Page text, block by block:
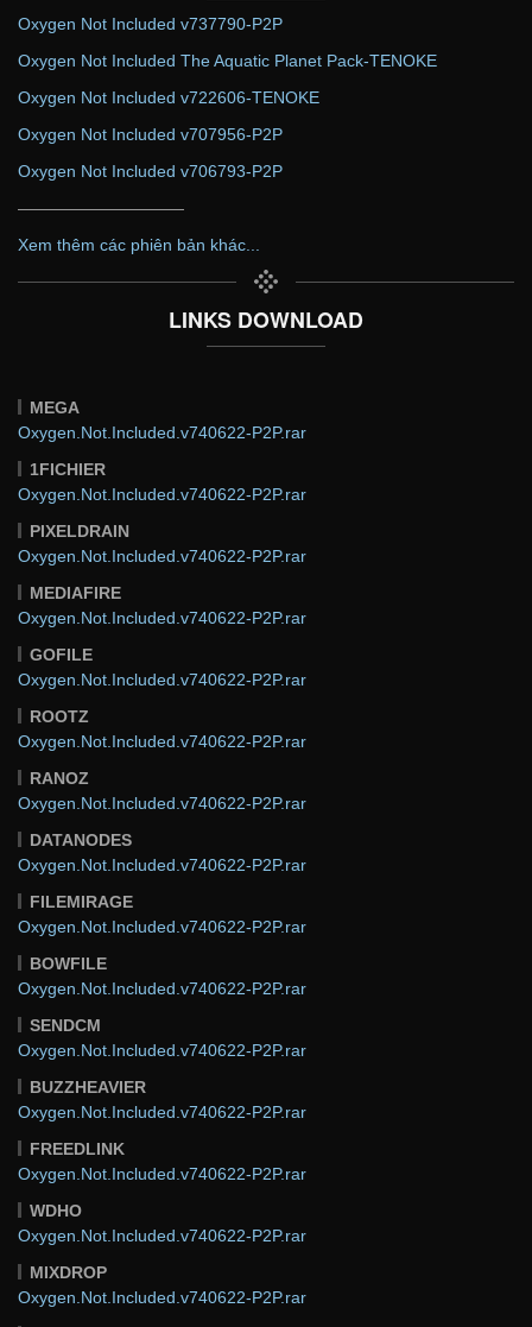
Oxygen Not Included v737790-P2P
Oxygen Not Included The Aquatic Planet Pack-TENOKE
Oxygen Not Included v722606-TENOKE
Oxygen Not Included v707956-P2P
Oxygen Not Included v706793-P2P
——————————
Xem thêm các phiên bản khác...
LINKS DOWNLOAD
MEGA
Oxygen.Not.Included.v740622-P2P.rar
1FICHIER
Oxygen.Not.Included.v740622-P2P.rar
PIXELDRAIN
Oxygen.Not.Included.v740622-P2P.rar
MEDIAFIRE
Oxygen.Not.Included.v740622-P2P.rar
GOFILE
Oxygen.Not.Included.v740622-P2P.rar
ROOTZ
Oxygen.Not.Included.v740622-P2P.rar
RANOZ
Oxygen.Not.Included.v740622-P2P.rar
DATANODES
Oxygen.Not.Included.v740622-P2P.rar
FILEMIRAGE
Oxygen.Not.Included.v740622-P2P.rar
BOWFILE
Oxygen.Not.Included.v740622-P2P.rar
SENDCM
Oxygen.Not.Included.v740622-P2P.rar
BUZZHEAVIER
Oxygen.Not.Included.v740622-P2P.rar
FREEDLINK
Oxygen.Not.Included.v740622-P2P.rar
WDHO
Oxygen.Not.Included.v740622-P2P.rar
MIXDROP
Oxygen.Not.Included.v740622-P2P.rar